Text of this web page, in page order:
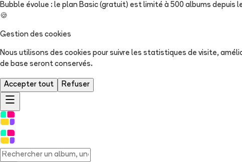
Bubble évolue : le plan Basic (gratuit) est limité à 500 albums depuis
🍪
Gestion des cookies
Nous utilisons des cookies pour suivre les statistiques de visite,
de base seront conservés.
Accepter tout Refuser